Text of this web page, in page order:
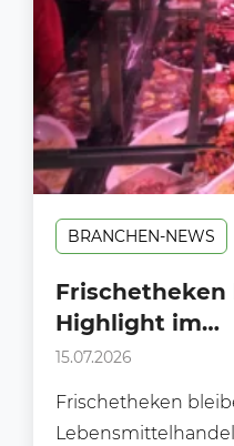
BRANCHEN-NEWS
Frischetheken
Highlight im
15.07.2026
Frischetheken